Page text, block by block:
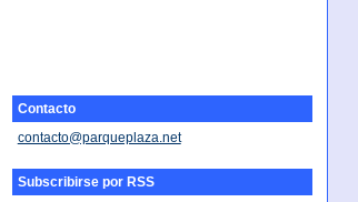
Contacto
contacto@parqueplaza.net
Subscribirse por RSS